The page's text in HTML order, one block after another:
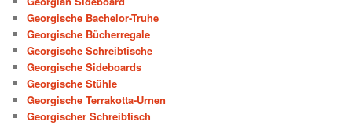
Georgische Bachelor-Truhe
Georgische Bücherregale
Georgische Schreibtische
Georgische Sideboards
Georgische Stühle
Georgische Terrakotta-Urnen
Georgischer Schreibtisch